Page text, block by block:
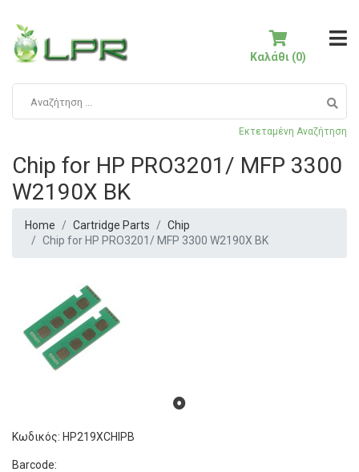
Εκτεταμένη Αναζήτηση
Καλάθι (0)
Chip for HP PRO3201/ MFP 3300
W2190X BK
Home Cartridge Parts
Chip
Chip for HP PRO3201/ MFP 3300 W2190X BK
Κωδικός: HP219XCHIPB
Barcode: